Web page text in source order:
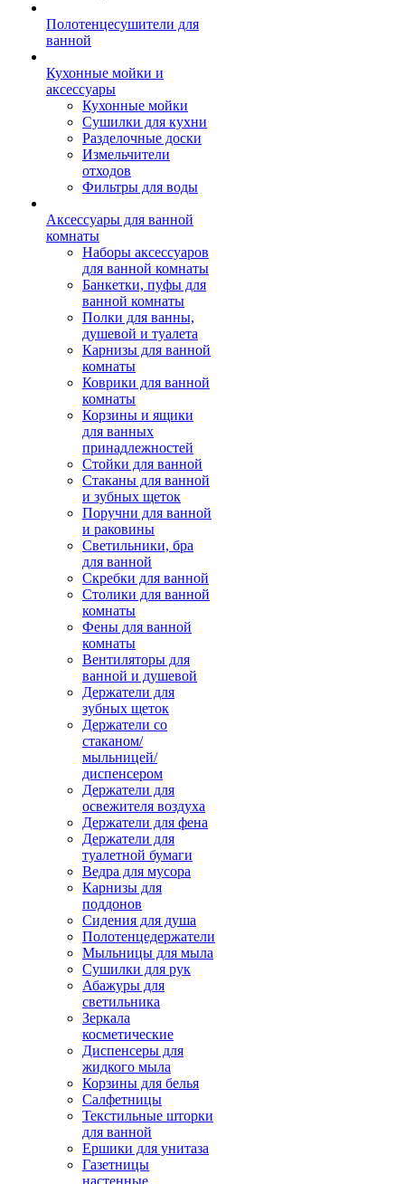
Полотенцесушители для
ванной
Кухонные мойки и
аксессуары
Кухонные мойки
Сушилки для кухни
Разделочные доски
Измельчители
отходов
Фильтры для воды
Аксессуары для ванной
комнаты
Наборы аксессуаров
для ванной комнаты
Банкетки, пуфы для
ванной комнаты
Полки для ванны,
душевой и туалета
Карнизы для ванной
комнаты
Коврики для ванной
комнаты
Корзины и ящики
для ванных
принадлежностей
Стойки для ванной
Стаканы для ванной
и зубных щеток
Поручни для ванной
и раковины
Светильники, бра
для ванной
Скребки для ванной
Столики для ванной
комнаты
Фены для ванной
комнаты
Вентиляторы для
ванной и душевой
Держатели для
зубных щеток
Держатели со
стаканом/
мыльницей/
диспенсером
Держатели для
освежителя воздуха
Держатели для фена
Держатели для
туалетной бумаги
Ведра для мусора
Карнизы для
поддонов
Сидения для душа
Полотенцедержатели
Мыльницы для мыла
Сушилки для рук
Абажуры для
светильника
Зеркала
косметические
Диспенсеры для
жидкого мыла
Корзины для белья
Салфетницы
Текстильные шторки
для ванной
Ершики для унитаза
Газетницы
настенные